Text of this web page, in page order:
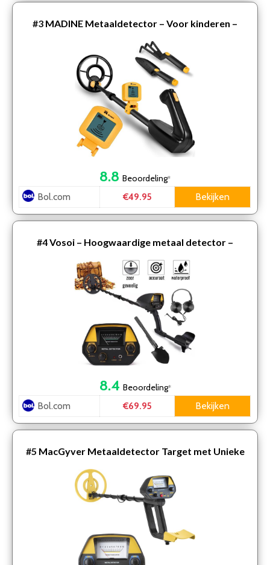
#3 MADINE Metaaldetector – Voor kinderen –
Kwalitatief – Verstelbare hoogte – Incl. Schep en
Hark
8.8 Beoordeling*
Bol.com €49.95 Bekijken
#4Vosoi – Hoogwaardige metaal detector –
Inclusief koptelefoon en schep + opberghoes –
Nauwkeurige pin…
8.4 Beoordeling*
Bol.com €69.95 Bekijken
#5 MacGyver Metaaldetector Target met Unieke
Pinpointer ( nog nauwkeuriger) – Detectie apparaat
tot 20c…